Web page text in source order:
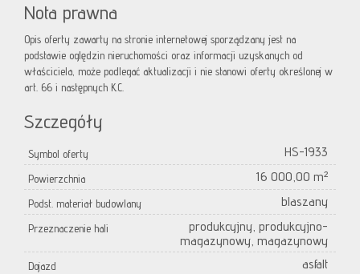
Nota prawna
Opis oferty zawarty na stronie internetowej sporządzany jest na
podstawie oględzin nieruchomości oraz informacji uzyskanych od
właściciela, może podlegać aktualizacji i nie stanowi oferty określonej w
art. 66 i następnych K.C.
Szczegóły
Symbol oferty HS-1933
Powierzchnia 16 000,00 m²
Podst. materiał budowlany blaszany
Przeznaczenie hali
produkcyjny, produkcyjno-
magazynowy, magazynowy
Dojazd asfalt